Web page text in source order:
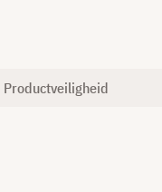
Productveiligheid